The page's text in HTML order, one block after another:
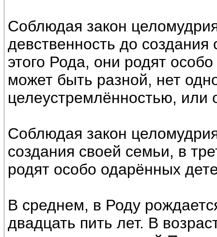
Соблюдая закон
девственность до
этого Рода, они родят
может быть разной, нет
целеустремлённостью, или
Соблюдая закон
создания своей семьи, в
родят особо одарённых
В среднем, в Роду
двадцать пить лет. В